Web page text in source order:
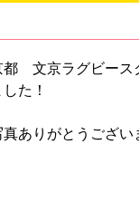
都 文京ラグビース
た！
真ありがとうござい